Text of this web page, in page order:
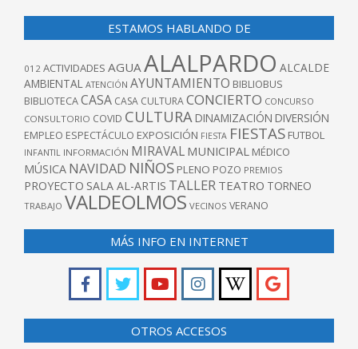
ESTAMOS HABLANDO DE
012 ACTIVIDADES AGUA ALALPARDO ALCALDE
AMBIENTAL ATENCIÓN AYUNTAMIENTO BIBLIOBUS
BIBLIOTECACASA CASA CULTURACONCIERTO CONCURSO
CONSULTORIO COVID CULTURA DINAMIZACIÓN DIVERSIÓN
EMPLEO ESPECTÁCULO EXPOSICIÓN FIESTA FIESTAS FUTBOL
INFANTIL INFORMACIÓN MIRAVAL MUNICIPAL MÉDICO
MÚSICA NAVIDAD NIÑOS PLENO POZO PREMIOS
PROYECTO SALA AL-ARTIS TALLER TEATRO TORNEO
TRABAJO VALDEOLMOS VECINOS VERANO
MÁS INFO EN INTERNET
OTROS ACCESOS